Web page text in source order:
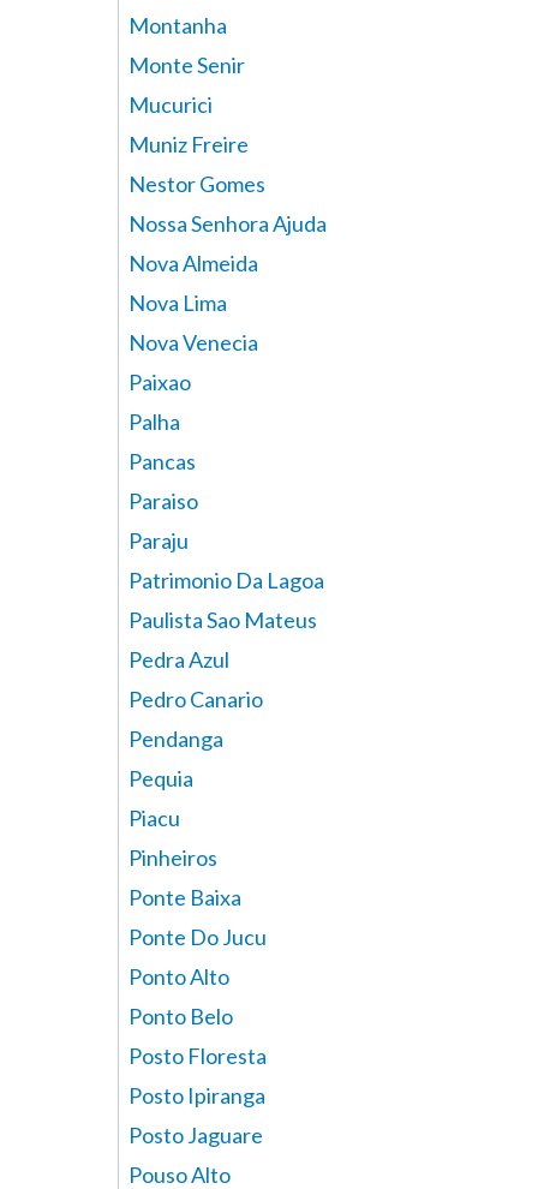
Montanha
Monte Senir
Mucurici
Muniz Freire
Nestor Gomes
Nossa Senhora Ajuda
Nova Almeida
Nova Lima
Nova Venecia
Paixao
Palha
Pancas
Paraiso
Paraju
Patrimonio Da Lagoa
Paulista Sao Mateus
Pedra Azul
Pedro Canario
Pendanga
Pequia
Piacu
Pinheiros
Ponte Baixa
Ponte Do Jucu
Ponto Alto
Ponto Belo
Posto Floresta
Posto Ipiranga
Posto Jaguare
Pouso Alto